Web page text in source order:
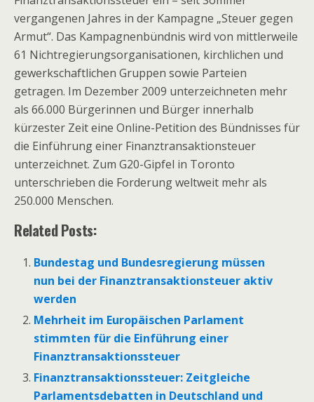
vergangenen Jahres in der Kampagne „Steuer gegen
Armut“. Das Kampagnenbündnis wird von mittlerweile
61 Nichtregierungsorganisationen, kirchlichen und
gewerkschaftlichen Gruppen sowie Parteien
getragen. Im Dezember 2009 unterzeichneten mehr
als 66.000 Bürgerinnen und Bürger innerhalb
kürzester Zeit eine Online-Petition des Bündnisses für
die Einführung einer Finanztransaktionsteuer
unterzeichnet. Zum G20-Gipfel in Toronto
unterschrieben die Forderung weltweit mehr als
250.000 Menschen.
Related Posts:
Bundestag und Bundesregierung müssen
nun bei der Finanztransaktionsteuer aktiv
werden
Mehrheit im Europäischen Parlament
stimmten für die Einführung einer
Finanztransaktionssteuer
Finanztransaktionssteuer: Zeitgleiche
Parlamentsdebatten in Deutschland und